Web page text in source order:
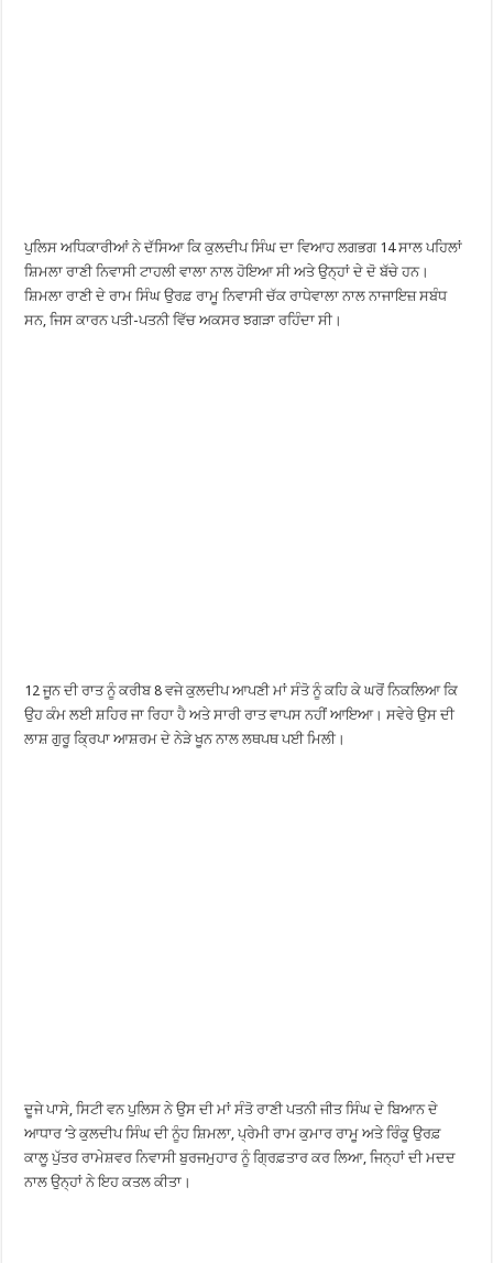
ਪੁਲਿਸ ਅਧਿਕਾਰੀਆਂ ਨੇ ਦੱਸਿਆ ਕਿ ਕੁਲਦੀਪ ਸਿੰਘ ਦਾ ਵਿਆਹ ਲਗਭਗ 14 ਸਾਲ ਪਹਿਲਾਂ
ਸ਼ਿਮਲਾ ਰਾਣੀ ਨਿਵਾਸੀ ਟਾਹਲੀ ਵਾਲਾ ਨਾਲ ਹੋਇਆ ਸੀ ਅਤੇ ਉਨ੍ਹਾਂ ਦੇ ਦੋ ਬੱਚੇ ਹਨ।
ਸ਼ਿਮਲਾ ਰਾਣੀ ਦੇ ਰਾਮ ਸਿੰਘ ਉਰਫ਼ ਰਾਮੂ ਨਿਵਾਸੀ ਚੱਕ ਰਾਧੇਵਾਲਾ ਨਾਲ ਨਾਜਾਇਜ਼ ਸਬੰਧ
ਸਨ, ਜਿਸ ਕਾਰਨ ਪਤੀ-ਪਤਨੀ ਵਿੱਚ ਅਕਸਰ ਝਗੜਾ ਰਹਿੰਦਾ ਸੀ।
12 ਜੂਨ ਦੀ ਰਾਤ ਨੂੰ ਕਰੀਬ 8 ਵਜੇ ਕੁਲਦੀਪ ਆਪਣੀ ਮਾਂ ਸੰਤੋ ਨੂੰ ਕਹਿ ਕੇ ਘਰੋਂ ਨਿਕਲਿਆ ਕਿ
ਉਹ ਕੰਮ ਲਈ ਸ਼ਹਿਰ ਜਾ ਰਿਹਾ ਹੈ ਅਤੇ ਸਾਰੀ ਰਾਤ ਵਾਪਸ ਨਹੀਂ ਆਇਆ। ਸਵੇਰੇ ਉਸ ਦੀ
ਲਾਸ਼ ਗੁਰੂ ਕ੍ਰਿਪਾ ਆਸ਼ਰਮ ਦੇ ਨੇੜੇ ਖੂਨ ਨਾਲ ਲਥਪਥ ਪਈ ਮਿਲੀ।
ਦੂਜੇ ਪਾਸੇ, ਸਿਟੀ ਵਨ ਪੁਲਿਸ ਨੇ ਉਸ ਦੀ ਮਾਂ ਸੰਤੋ ਰਾਣੀ ਪਤਨੀ ਜੀਤ ਸਿੰਘ ਦੇ ਬਿਆਨ ਦੇ
ਆਧਾਰ ‘ਤੇ ਕੁਲਦੀਪ ਸਿੰਘ ਦੀ ਨੂੰਹ ਸ਼ਿਮਲਾ, ਪ੍ਰੇਮੀ ਰਾਮ ਕੁਮਾਰ ਰਾਮੂ ਅਤੇ ਰਿੰਕੂ ਉਰਫ਼
ਕਾਲੂ ਪੁੱਤਰ ਰਾਮੇਸ਼ਵਰ ਨਿਵਾਸੀ ਬੁਰਜਮੁਹਾਰ ਨੂੰ ਗ੍ਰਿਫ਼ਤਾਰ ਕਰ ਲਿਆ, ਜਿਨ੍ਹਾਂ ਦੀ ਮਦਦ
ਨਾਲ ਉਨ੍ਹਾਂ ਨੇ ਇਹ ਕਤਲ ਕੀਤਾ।